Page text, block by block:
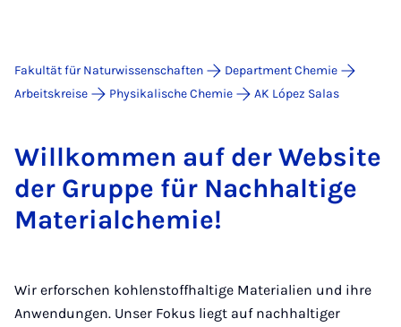
Fakultät für Naturwissenschaften
Department Chemie
Arbeitskreise
Physikalische Chemie AK López Salas
Will­kom­men auf der Web­si­te
der Grup­pe für Nach­hal­ti­ge
Ma­te­ri­al­che­mie!
Wir erforschen kohlenstoffhaltige Materialien und ihre
Anwendungen. Unser Fokus liegt auf nachhaltiger